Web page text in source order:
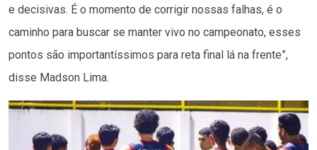
e decisivas. É o momento de corrigir nossas falhas, é o
caminho para buscar se manter vivo no campeonato, esses
pontos são importantíssimos para reta final lá na frente”,
disse Madson Lima.